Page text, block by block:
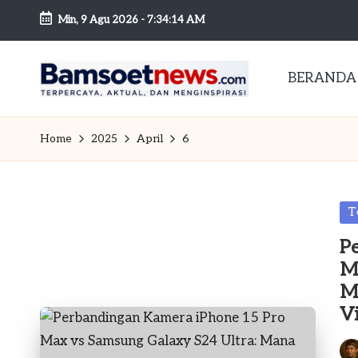
Skip
content
Min, 9 Agu 2026 -7:34:15 AM
B
a
n
dan
Mobilitas
BERANDA
Home 2025 April 6